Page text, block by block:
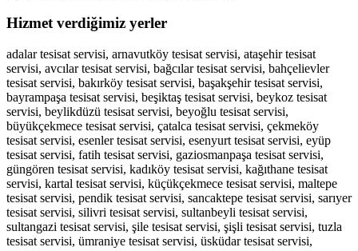
Hizmet verdiğimiz yerler
adalar tesisat servisi, arnavutköy tesisat servisi, ataşehir tesisat
servisi, avcılar tesisat servisi, bağcılar tesisat servisi, bahçelievler
tesisat servisi, bakırköy tesisat servisi, başakşehir tesisat servisi,
bayrampaşa tesisat servisi, beşiktaş tesisat servisi, beykoz tesisat
servisi, beylikdüzü tesisat servisi, beyoğlu tesisat servisi,
büyükçekmece tesisat servisi, çatalca tesisat servisi, çekmeköy
tesisat servisi, esenler tesisat servisi, esenyurt tesisat servisi, eyüp
tesisat servisi, fatih tesisat servisi, gaziosmanpaşa tesisat servisi,
güngören tesisat servisi, kadıköy tesisat servisi, kağıthane tesisat
servisi, kartal tesisat servisi, küçükçekmece tesisat servisi, maltepe
tesisat servisi, pendik tesisat servisi, sancaktepe tesisat servisi, sarıyer
tesisat servisi, silivri tesisat servisi, sultanbeyli tesisat servisi,
sultangazi tesisat servisi, şile tesisat servisi, şişli tesisat servisi, tuzla
tesisat servisi, ümraniye tesisat servisi, üsküdar tesisat servisi,